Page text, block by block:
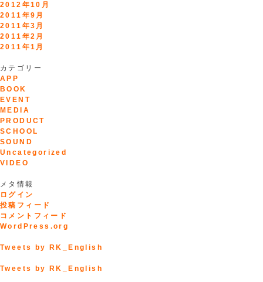
2012年10月
2011年9月
2011年3月
2011年2月
2011年1月
カテゴリー
APP
BOOK
EVENT
MEDIA
PRODUCT
SCHOOL
SOUND
Uncategorized
VIDEO
メタ情報
ログイン
投稿フィード
コメントフィード
WordPress.org
Tweets by RK_English
Tweets by RK_English